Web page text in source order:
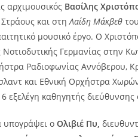
αρχιμουσικός Βασίλης
και στηΛαίδη Μάκβεθ
μουσικό έργο. Ο
Νοτιοδυτικής Γερμανίας στην
Ραδιοφωνίας Αννόβερου,
και Εθνική Ορχήστρα Χωρών
εξελέγη καθηγητής
υπογράψει οΟλιβιέ Πυ,